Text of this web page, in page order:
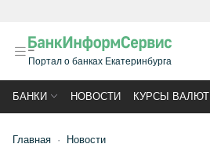
Портал о банках Екатеринбурга
БАНКИ НОВОСТИ КУРСЫ ВАЛЮТ
Главная Новости